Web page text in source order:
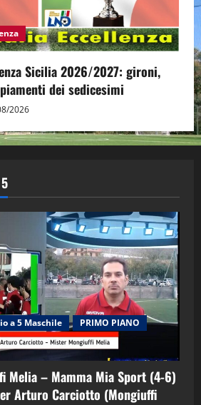
Sicilia 2026/2027: gironi,
dei sedicesimi
2026
a 5 Maschile
PRIMO PIANO
Melia – Mamma Mia Sport (4-6)
Arturo Carciotto (Mongiuffi